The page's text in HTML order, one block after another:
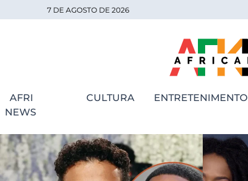
7 DE AGOSTO DE 2026
AFRI
NEWS
CULTURA ENTRETENIMENTO